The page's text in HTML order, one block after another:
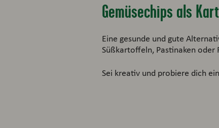
Gemüsechips als
Eine gesunde und gute
Süßkartoffeln, Pastinaken oder
Sei kreativ und probiere dich